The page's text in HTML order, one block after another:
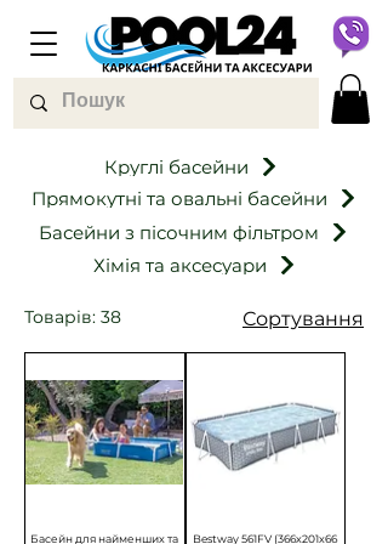
Круглі басейни
Прямокутні та овальні басейни
Басейни з пісочним фільтром
Хімія та аксесуари
Товарів: 38 Сортування
Басейн для найменших та
Bestway 561FV (366х201х66